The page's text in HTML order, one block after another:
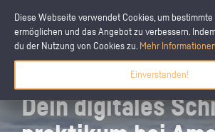
Diese Webseite verwendet Cookies, um
ermöglichen und das Angebot zu verbessern.
du der Nutzung von Cookies zu. Mehr Informationen
Einverstanden!
Dein digitales